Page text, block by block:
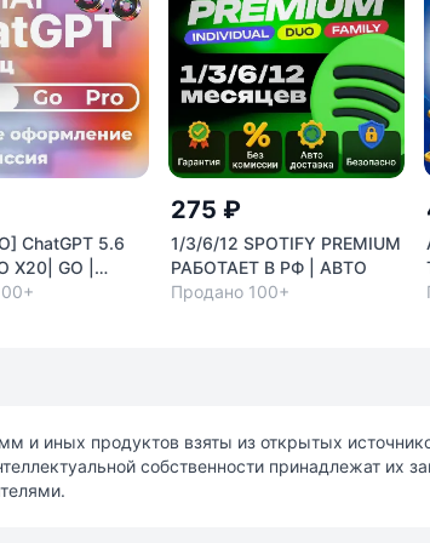
ChatGPT 5.6
X20| GO |
ПОДПИСКА /
275 ₽
1/3/6/12 SPOTIFY PREMIUM
РАБОТАЕТ В РФ | АВТО
Продано 100+
и иных продуктов взяты из открытых
собственности принадлежат их